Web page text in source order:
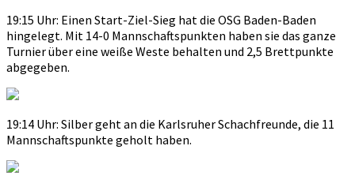
19:15 Uhr: Einen Start-Ziel-Sieg hat die OSG Baden-Baden
hingelegt. Mit 14-0 Mannschaftspunkten haben sie das ganze
Turnier über eine weiße Weste behalten und 2,5 Brettpunkte
abgegeben.
19:14 Uhr: Silber geht an die Karlsruher Schachfreunde, die 11
Mannschaftspunkte geholt haben.